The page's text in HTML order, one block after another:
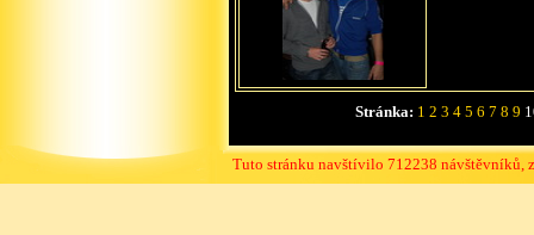
Stránka: 1 2 3 4 5 6 7 8 9
Tuto stránku navštívilo 712238 návštěvníků,